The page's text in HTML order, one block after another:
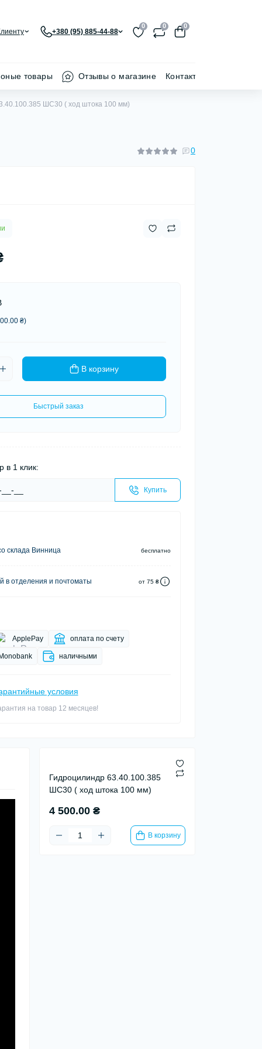
+380 (95) 885-44-88
0 0 0
товары Отзывы о магазине Контакти
ШС30 ( ход штока 100 мм)
0
₴)
В корзину
Быстрый заказ
в 1 клик:
Купить
склада Винница бесплатно
в отделения и почтоматы от 75 ₴
ApplePay оплата по счету
наличными
условия
на товар 12 месяцев!
Гидроцилиндр 63.40.100.385
ШС30 ( ход штока 100 мм)
4 500.00 ₴
В корзину